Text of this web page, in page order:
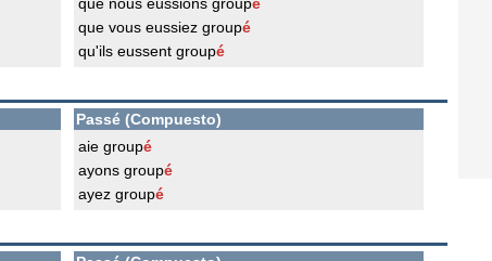
que vous eussiez groupé
qu'ils eussent groupé
Passé (Compuesto)
aie groupé
ayons groupé
ayez groupé